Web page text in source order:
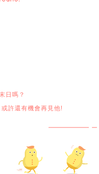
日嗎？
許還有機會再見他!